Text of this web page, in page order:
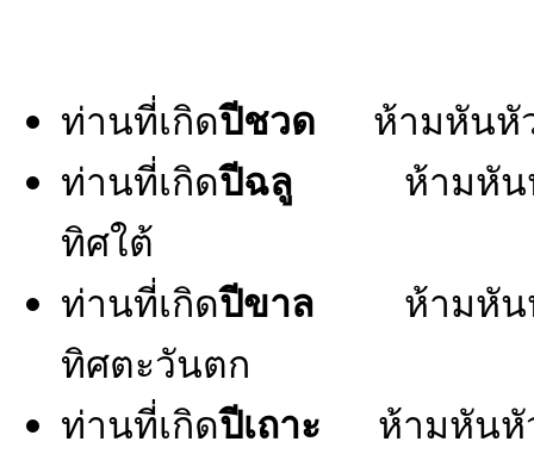
ท่านที่เกิดปีชวด ห้ามหันหัว
ท่านที่เกิดปีฉลู
ห้ามหันหัว
ทิศใต้
ท่านที่เกิดปีขาล ห้ามหันหัว
ทิศตะวันตก
ท่านที่เกิดปีเถาะ ห้ามหันหัว